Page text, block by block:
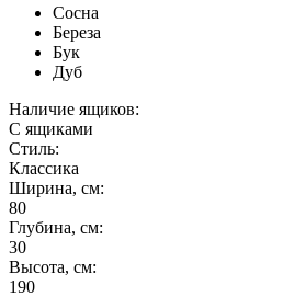
Сосна
Береза
Бук
Дуб
Наличие ящиков:
С ящиками
Стиль:
Классика
Ширина, см:
80
Глубина, см:
30
Высота, см:
190